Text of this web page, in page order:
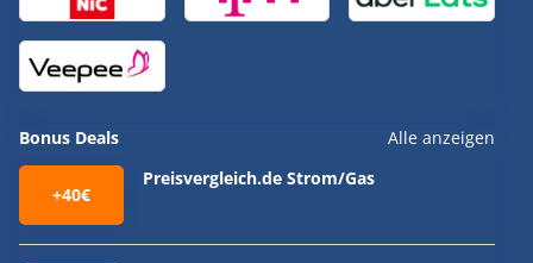
Bonus Deals Alle anzeigen
+40€
Preisvergleich.de Strom/Gas